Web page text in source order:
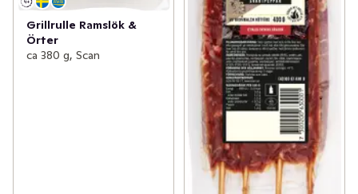
Grillrulle Ramslök &
Örter
ca 380 g, Scan